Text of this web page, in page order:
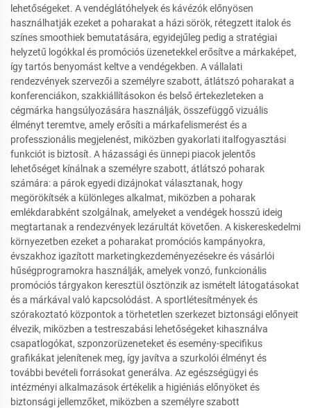
lehetőségeket. A vendéglátóhelyek és kávézók előnyösen
használhatják ezeket a poharakat a házi sörök, rétegzett italok és
színes smoothiek bemutatására, egyidejűleg pedig a stratégiai
helyzetű logókkal és promóciós üzenetekkel erősítve a márkaképet,
így tartós benyomást keltve a vendégekben. A vállalati
rendezvények szervezői a személyre szabott, átlátszó poharakat a
konferenciákon, szakkiállításokon és belső értekezleteken a
cégmárka hangsúlyozására használják, összefüggő vizuális
élményt teremtve, amely erősíti a márkafelismerést és a
professzionális megjelenést, miközben gyakorlati italfogyasztási
funkciót is biztosít. A házassági és ünnepi piacok jelentős
lehetőséget kínálnak a személyre szabott, átlátszó poharak
számára: a párok egyedi dizájnokat választanak, hogy
megörökítsék a különleges alkalmat, miközben a poharak
emlékdarabként szolgálnak, amelyeket a vendégek hosszú ideig
megtartanak a rendezvények lezárultát követően. A kiskereskedelmi
környezetben ezeket a poharakat promóciós kampányokra,
évszakhoz igazított marketingkezdeményezésekre és vásárlói
hűségprogramokra használják, amelyek vonzó, funkcionális
promóciós tárgyakon keresztül ösztönzik az ismételt látogatásokat
és a márkával való kapcsolódást. A sportlétesítmények és
szórakoztató központok a törhetetlen szerkezet biztonsági előnyeit
élvezik, miközben a testreszabási lehetőségeket kihasználva
csapatlogókat, szponzorüzeneteket és esemény-specifikus
grafikákat jelenítenek meg, így javítva a szurkolói élményt és
további bevételi forrásokat generálva. Az egészségügyi és
intézményi alkalmazások értékelik a higiéniás előnyöket és
biztonsági jellemzőket, miközben a személyre szabott